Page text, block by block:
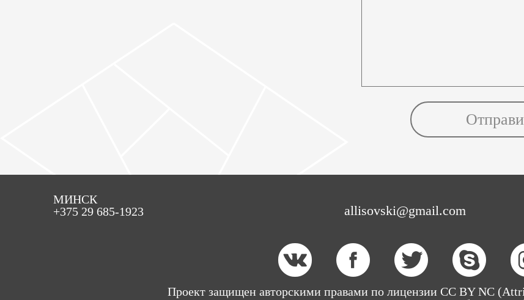
МИНСК
+375 29 685-1923
allisovski@gmail.com
Проект защищен авторскими правами по лицензии CC BY NC